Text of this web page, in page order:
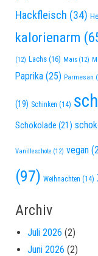
Hackfleisch (34)
kalorienarm
(12) Lachs (16) Mais (12)
Paprika (25) Parmesan
(19) Schinken (14)
Schokolade (21)
Vanilleschote (12) vegan
(97) Weihnachten (14)
Archiv
Juli 2026 (2)
Juni 2026 (2)